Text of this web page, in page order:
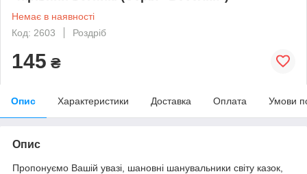
Немає в наявності
Код: 2603
Роздріб
145 ₴
Опис Характеристики Доставка Оплата Умови
Опис
Пропонуємо Вашій увазі, шановні шанувальники світу казок,